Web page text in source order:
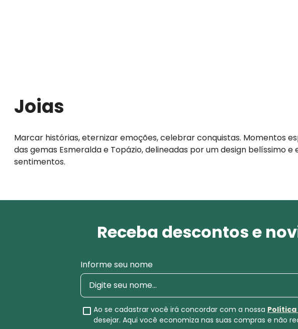
Joias
Marcar histórias, eternizar emoções, celebrar conquistas. Momentos
das gemas Esmeralda e Topázio, delineadas por um design belíssimo
sentimentos.
Receba descontos e
Informe seu nome
Ao se cadastrar você irá concordar com a nossa Política
desejar. Aqui você economiza nas suas compras e não